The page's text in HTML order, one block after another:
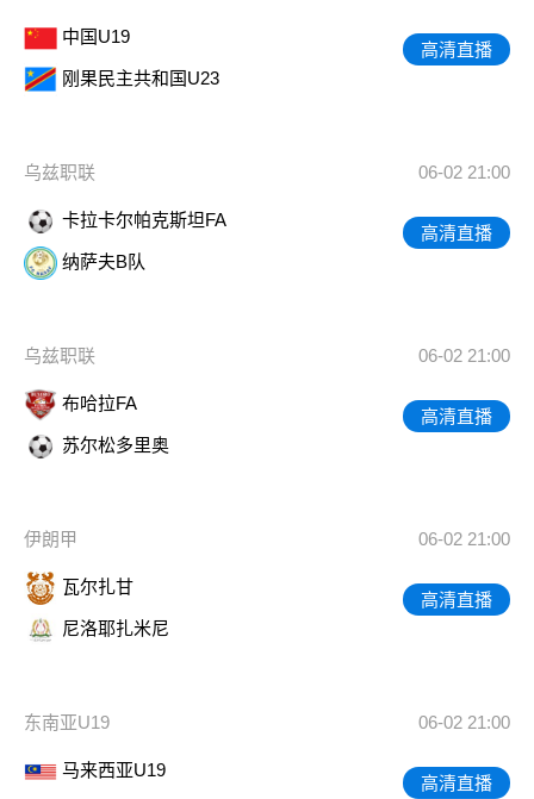
中国U19
刚果民主共和国U23
高清直播
乌兹职联 06-02 21:00
卡拉卡尔帕克斯坦FA
纳萨夫B队
高清直播
乌兹职联 06-02 21:00
布哈拉FA
苏尔松多里奥
高清直播
伊朗甲 06-02 21:00
瓦尔扎甘
尼洛耶扎米尼
高清直播
东南亚U19 06-02 21:00
马来西亚U19
高清直播